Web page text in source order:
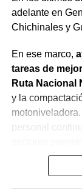
adelante en
Chichinales y
En ese marco,
tareas de
Ruta Nacional
y la
personal